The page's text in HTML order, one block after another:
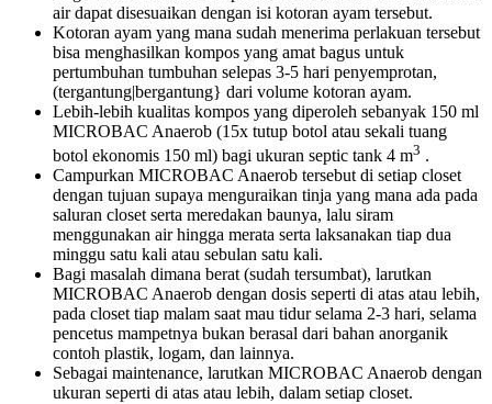
air dapat disesuaikan dengan isi kotoran ayam tersebut.
Kotoran ayam yang mana sudah menerima perlakuan tersebut
bisa menghasilkan kompos yang amat bagus untuk
pertumbuhan tumbuhan selepas 3-5 hari penyemprotan,
(tergantung|bergantung} dari volume kotoran ayam.
Lebih-lebih kualitas kompos yang diperoleh sebanyak 150 ml
MICROBAC Anaerob (15x tutup botol atau sekali tuang
botol ekonomis 150 ml) bagi ukuran septic tank 4 m3 .
Campurkan MICROBAC Anaerob tersebut di setiap closet
dengan tujuan supaya menguraikan tinja yang mana ada pada
saluran closet serta meredakan baunya, lalu siram
menggunakan air hingga merata serta laksanakan tiap dua
minggu satu kali atau sebulan satu kali.
Bagi masalah dimana berat (sudah tersumbat), larutkan
MICROBAC Anaerob dengan dosis seperti di atas atau lebih,
pada closet tiap malam saat mau tidur selama 2-3 hari, selama
pencetus mampetnya bukan berasal dari bahan anorganik
contoh plastik, logam, dan lainnya.
Sebagai maintenance, larutkan MICROBAC Anaerob dengan
ukuran seperti di atas atau lebih, dalam setiap closet.